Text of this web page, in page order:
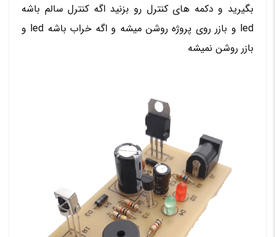
بگیرید و دکمه های کنترل رو بزنید اگه کنترل سالم باشه
led و بازر روی پروژه روشن میشه و اگه خراب باشه led و
بازر روشن نمیشه